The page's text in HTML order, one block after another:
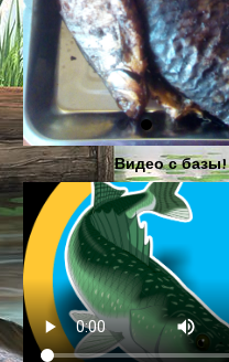
Видео с базы!